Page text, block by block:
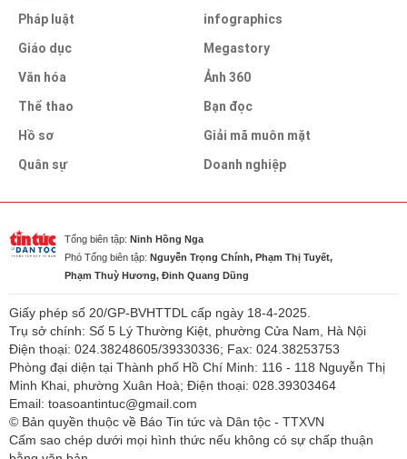
Pháp luật
Giáo dục
Văn hóa
Thể thao
Hồ sơ
Quân sự
infographics
Megastory
Ảnh 360
Bạn đọc
Giải mã muôn mặt
Doanh nghiệp
Tổng biên tập: Ninh Hồng Nga
Phó Tổng biên tập: Nguyễn Trọng Chính, Phạm Thị Tuyết,
Phạm Thuỳ Hương, Đinh Quang Dũng
Giấy phép số 20/GP-BVHTTDL cấp ngày 18-4-2025.
Trụ sở chính: Số 5 Lý Thường Kiệt, phường Cửa Nam, Hà Nội
Điện thoại: 024.38248605/39330336; Fax: 024.38253753
Phòng đại diện tại Thành phố Hồ Chí Minh: 116 - 118 Nguyễn Thị
Minh Khai, phường Xuân Hoà; Điện thoại: 028.39303464
Email: toasoantintuc@gmail.com
© Bản quyền thuộc về Báo Tin tức và Dân tộc - TTXVN
Cấm sao chép dưới mọi hình thức nếu không có sự chấp thuận